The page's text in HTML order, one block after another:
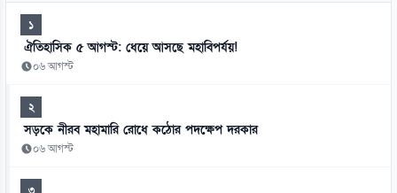
১
ঐতিহাসিক ৫ আগস্ট: ধেয়ে আসছে মহাবিপর্যয়!
০৬ আগস্ট
২
সড়কে নীরব মহামারি রোধে কঠোর পদক্ষেপ দরকার
০৬ আগস্ট
৩